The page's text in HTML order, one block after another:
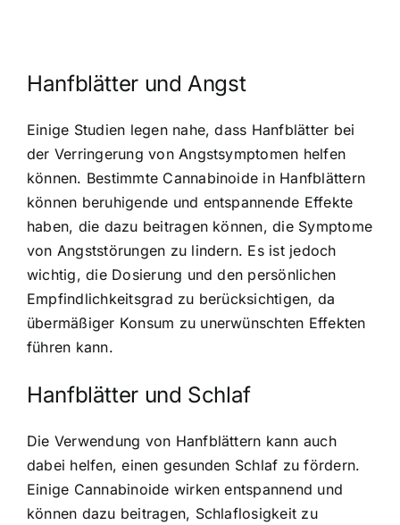
Hanfblätter und Angst
Einige Studien legen nahe, dass Hanfblätter bei
der Verringerung von Angstsymptomen helfen
können. Bestimmte Cannabinoide in Hanfblättern
können beruhigende und entspannende Effekte
haben, die dazu beitragen können, die Symptome
von Angststörungen zu lindern. Es ist jedoch
wichtig, die Dosierung und den persönlichen
Empfindlichkeitsgrad zu berücksichtigen, da
übermäßiger Konsum zu unerwünschten Effekten
führen kann.
Hanfblätter und Schlaf
Die Verwendung von Hanfblättern kann auch
dabei helfen, einen gesunden Schlaf zu fördern.
Einige Cannabinoide wirken entspannend und
können dazu beitragen, Schlaflosigkeit zu